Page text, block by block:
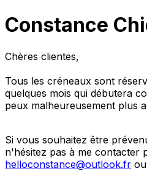
Constance
Chères clientes,
Tous les créneaux sont
quelques mois qui débutera
peux malheureusement plus
Si vous souhaitez être
n'hésitez pas à me contacter
helloconstance@outlook.fr